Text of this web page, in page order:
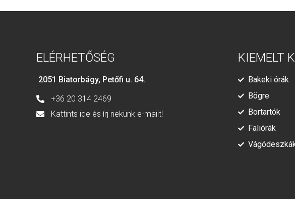
ELÉRHETŐSÉG
2051 Biatorbágy, Petőfi u. 64.
+36 20 314 2469
Kattints ide és írj nekünk e-mailt!
KIEMELT
Bakeki órák
Bögre
Bortartók
Faliórák